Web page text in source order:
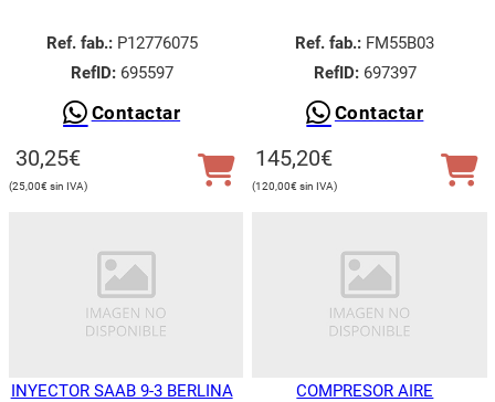
Ref. fab.:P12776075
RefID:695597
Contactar
30,25€
25,00€
Ref. fab.: FM55B03
RefID:697397
Contactar
145,20€
120,00€
INYECTOR SAAB 9-3 BERLINA
COMPRESOR AIRE